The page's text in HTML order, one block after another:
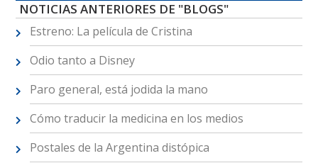
NOTICIAS ANTERIORES DE "BLOGS"
Estreno: La película de Cristina
Odio tanto a Disney
Paro general, está jodida la mano
Cómo traducir la medicina en los medios
Postales de la Argentina distópica